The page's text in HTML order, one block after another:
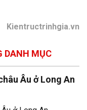
Kientructrinhgia.vn
DANH MỤC
Âu ở Long An